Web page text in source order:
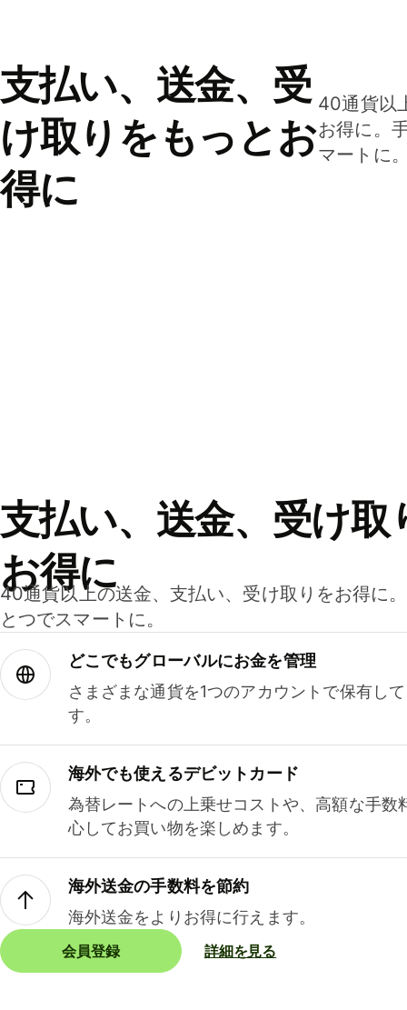
支払い、送金、受
け取りをもっとお
得に
40通貨以
お得に。
マートに
支払い、送金、受け取
お得に
40通貨以上の送金、支払い、受け取りをお得に
とつでスマートに。
どこでもグ⁠ロ⁠ー⁠バ⁠ルにお金を管理
さまざまな通貨を1つのアカウントで保有し
す。
海外でも使えるデビットカード
為替レートへの上乗せコストや、高額な手数
心してお買い物を楽しめます。
海外送金の手数料を節約
海外送金をよりお得に行えます。
会員登録 詳細を見る